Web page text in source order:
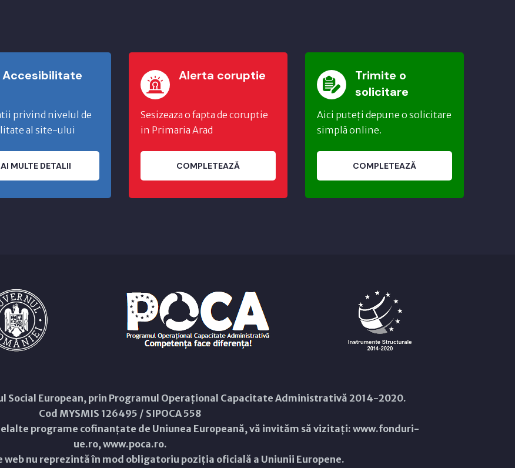
Accesibilitate
privind nivelul de
al site-ului
MULTE DETALII
Alerta coruptie
Sesizeaza o fapta de coruptie
in Primaria Arad
COMPLETEAZĂ
Trimite o
solicitare
Aici puteți depune o solicitare
simplă online.
COMPLETEAZĂ
Social European, prin Programul Operațional Capacitate Administrativă 2014-2020.
Cod MYSMIS 126495 / SIPOCA 558
programe cofinanțate de Uniunea Europeană, vă invităm să vizitați:www.fonduri-
ue.ro,www.poca.ro.
nu reprezintă în mod obligatoriu poziția oficială a Uniunii Europene.